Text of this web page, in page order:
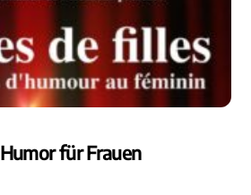
für Frauen